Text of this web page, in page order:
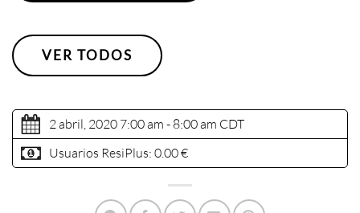
VER TODOS
2 abril, 2020 7:00 am - 8:00 am CDT
Usuarios ResiPlus: 0.00 €